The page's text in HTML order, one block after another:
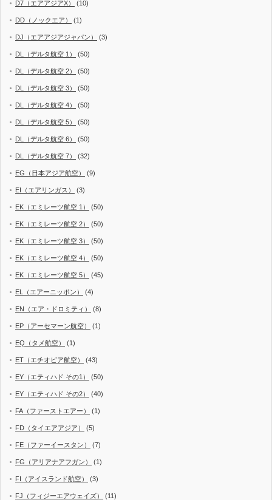
D7（エアアジアX） (10)
DD（ノックエア） (1)
DJ（エアアジアジャパン） (3)
DL（デルタ航空 1） (50)
DL（デルタ航空 2） (50)
DL（デルタ航空 3） (50)
DL（デルタ航空 4） (50)
DL（デルタ航空 5） (50)
DL（デルタ航空 6） (50)
DL（デルタ航空 7） (32)
EG（日本アジア航空） (9)
EI（エアリンガス） (3)
EK（エミレーツ航空 1） (50)
EK（エミレーツ航空 2） (50)
EK（エミレーツ航空 3） (50)
EK（エミレーツ航空 4） (50)
EK（エミレーツ航空 5） (45)
EL（エアーニッポン） (4)
EN（エア・ドロミティ） (8)
EP（アーセマーン航空） (1)
EQ（タメ航空） (1)
ET（エチオピア航空） (43)
EY（エティハド その1） (50)
EY（エティハド その2） (40)
FA（ファーストエアー） (1)
FD（タイエアアジア） (5)
FE（ファーイースタン） (7)
FG（アリアナアフガン） (1)
FI（アイスランド航空） (3)
FJ（フィジーエアウェイズ） (11)